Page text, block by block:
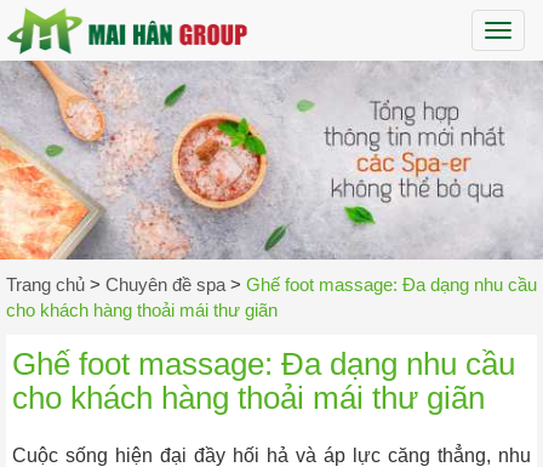
Trang chủ > Chuyên đề spa > Ghế foot massage: Đa dạng nhu cầu
cho khách hàng thoải mái thư giãn
Ghế foot massage: Đa dạng nhu cầu
cho khách hàng thoải mái thư giãn
Cuộc sống hiện đại đầy hối hả và áp lực căng thẳng, nhu